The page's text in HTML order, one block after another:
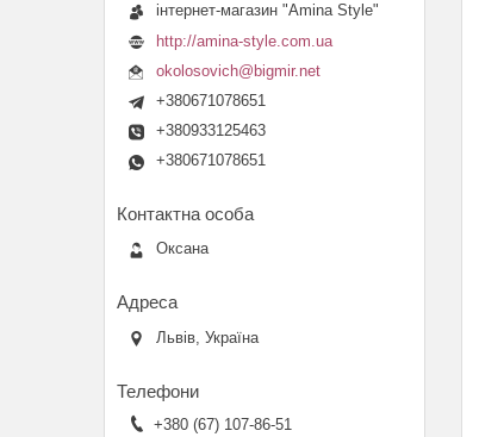
інтернет-магазин "Amina Style"
http://amina-style.com.ua
okolosovich@bigmir.net
+380671078651
+380933125463
+380671078651
Оксана
Львів, Україна
+380 (67) 107-86-51